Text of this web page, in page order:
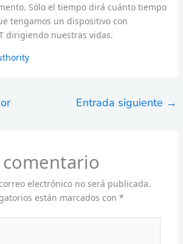
Sólo el tiempo dirá cuánto tiempo
tengamos un dispositivo con
dirigiendo nuestras vidas.
Entrada siguiente →
electrónico no será publicada.
están marcados con *